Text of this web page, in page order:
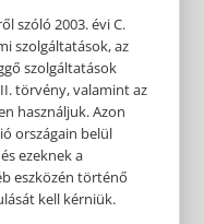
szóló 2003. évi C.
szolgáltatások, az
szolgáltatások
törvény, valamint az
használjuk. Azon
országain belül
ezeknek a
eszközén történő
kell kérniük.